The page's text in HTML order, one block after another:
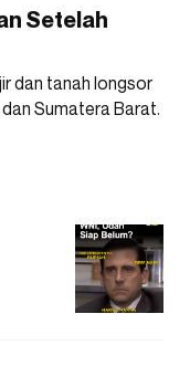
Setelah
dan tanah longsor
Sumatera Barat.